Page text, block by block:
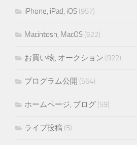
iPhone, iPad, iOS (957)
Macintosh, MacOS (622)
お買い物, オークション (922)
プログラム公開 (564)
ホームページ, ブログ (59)
ライブ投稿 (5)